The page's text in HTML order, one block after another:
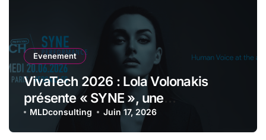
Evenement
VivaTech 2026 : Lola Volonakis
présente « SYNE », une
performance immersive entre voix
lyrique et intelligence artificielle
MLDconsulting Juin 17, 2026